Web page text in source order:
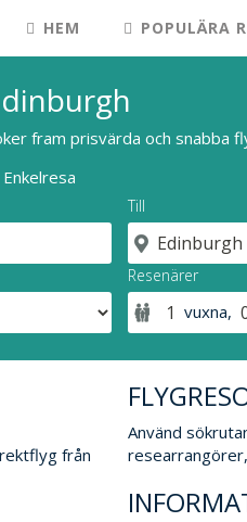
HEM POPULÄRA
fram prisvärda och snabba
Enkelresa
Till
Resenärer
vuxna,
Använd
från